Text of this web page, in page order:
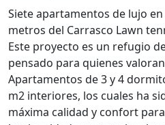
Siete apartamentos de lujo
metros del Carrasco Lawn
Este proyecto es un refugio
pensado para quienes
Apartamentos de 3 y 4
m2 interiores, los cuales ha
máxima calidad y confort